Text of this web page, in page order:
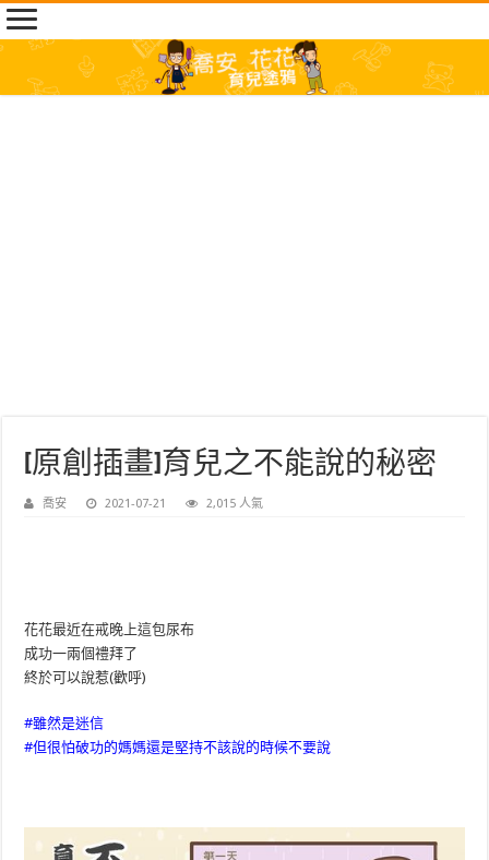
[原創插畫]育兒之不能說的秘密
喬安 2021-07-21 2,015 人氣
花花最近在戒晚上這包尿布
成功一兩個禮拜了
終於可以說惹(歡呼)
#雖然是迷信
#但很怕破功的媽媽還是堅持不該說的時候不要說